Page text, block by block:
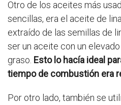
Otro de los aceites más
sencillas, era el aceite de
extraído de las semillas de
ser un aceite con un
graso. Esto lo hacía ideal
tiempo de combustión era
Por otro lado, también se